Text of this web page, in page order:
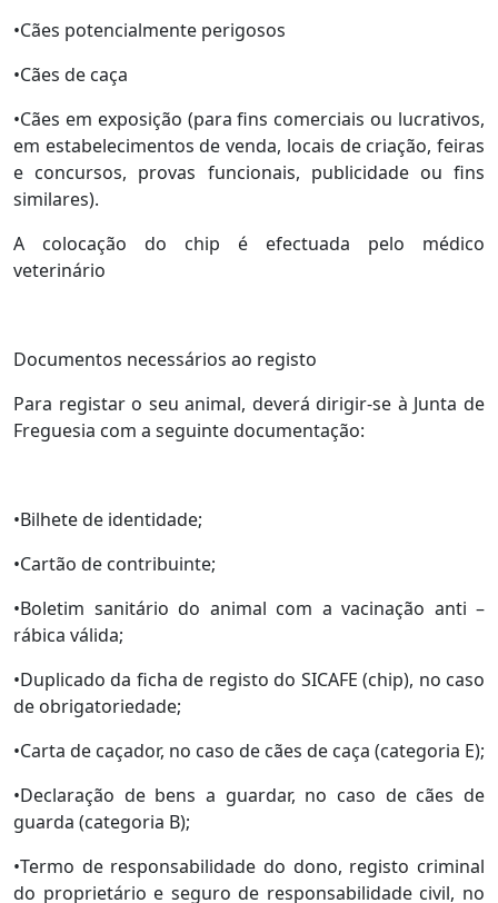
•Cães potencialmente perigosos
•Cães de caça
•Cães em exposição (para fins comerciais ou lucrativos,
em estabelecimentos de venda, locais de criação, feiras
e concursos, provas funcionais, publicidade ou fins
similares).
A colocação do chip é efectuada pelo médico
veterinário
Documentos necessários ao registo
Para registar o seu animal, deverá dirigir-se à Junta de
Freguesia com a seguinte documentação:
•Bilhete de identidade;
•Cartão de contribuinte;
•Boletim sanitário do animal com a vacinação anti –
rábica válida;
•Duplicado da ficha de registo do SICAFE (chip), no caso
de obrigatoriedade;
•Carta de caçador, no caso de cães de caça (categoria E);
•Declaração de bens a guardar, no caso de cães de
guarda (categoria B);
•Termo de responsabilidade do dono, registo criminal
do proprietário e seguro de responsabilidade civil, no